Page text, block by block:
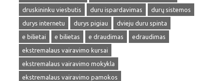
druskininku viesbutis
duru ispardavimas
durų sistemos
durys internetu
durys pigiau
dvieju duru spinta
e bilietai
e bilietas e draudimas
edraudimas
ekstremalaus vairavimo kursai
ekstremalaus vairavimo mokykla
ekstremalaus vairavimo pamokos